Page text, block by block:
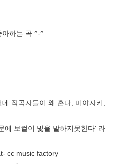
아하는 곡 ^-^
작곡자들이 왜 혼다, 미야자키,
에 보컬이 빛을 발하지못한다' 라
cc music factory